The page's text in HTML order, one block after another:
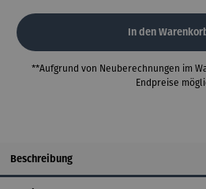
In den
**Aufgrund von Neuberechnungen im
Endpreise
Beschreibung